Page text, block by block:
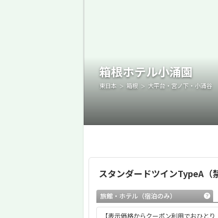
箱根ホテル小涌園
東日本 箱根 大平台・宮ノ下・小涌谷
スタンダードツインTypeA（
旅館・ホテル （宿泊のみ）
【表示価格からクーポン利用でおひとり